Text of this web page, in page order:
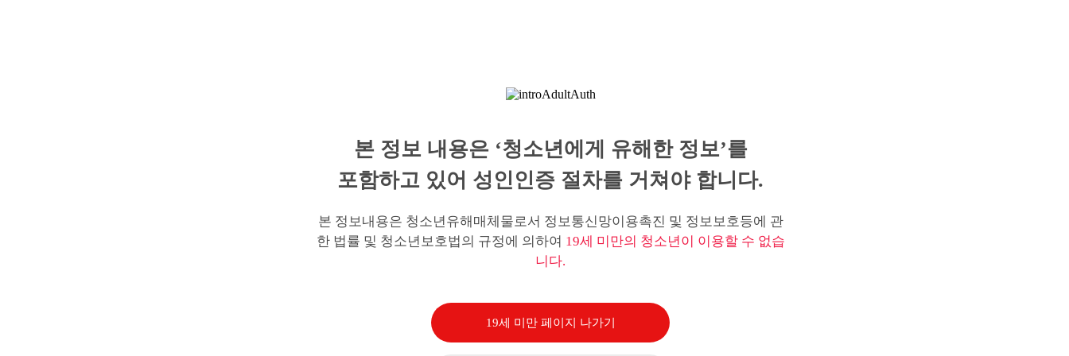
본 정보 내용은 ‘청소년에게 유해한 정보’를
포함하고 있어 성인인증 절차를 거쳐야 합니다.
본 정보내용은 청소년유해매체물로서 정보통신망이용촉진 및 정보보호등에 관
한 법률 및 청소년보호법의 규정에 의하여 19세 미만의 청소년이 이용할 수 없습
니다.
19세 미만 페이지 나가기